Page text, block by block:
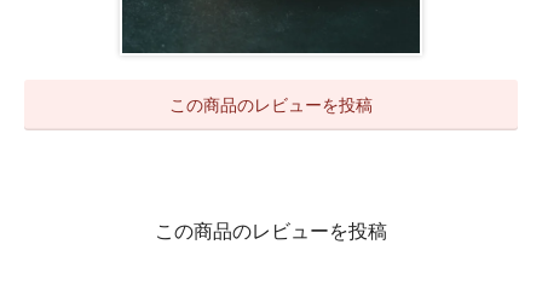
この商品のレビューを投稿
この商品のレビューを投稿